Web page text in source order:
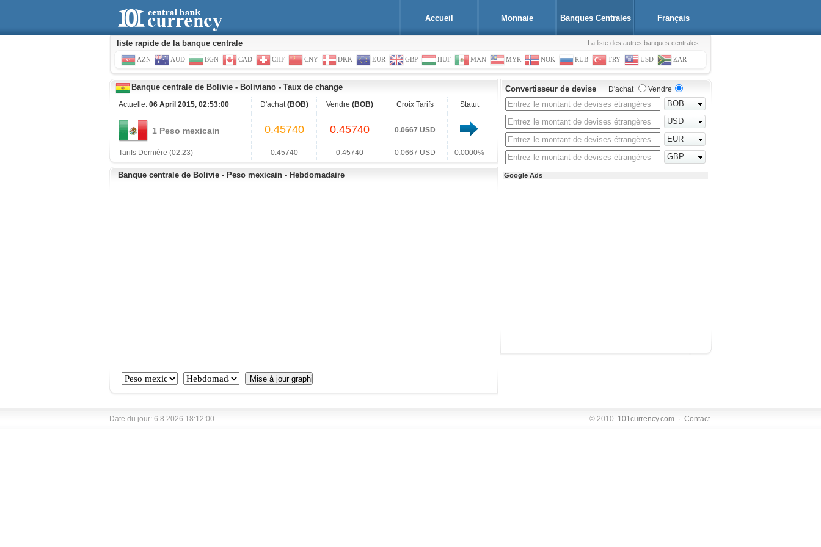
Accueil Monnaie Banques Centrales Français
liste rapide de la banque centrale La liste des autres banques centrales...
AZN AUD BGN CAD CHF CNY DKK EUR GBP HUF MXN MYR NOK RUB TRY USD ZAR
Banque centrale de Bolivie - Boliviano - Taux de change
Actuelle: 06 April 2015, 02:53:00 D'achat(BOB) Vendre (BOB) Croix Tarifs Statut
1 Peso mexicain 0.45740 0.45740 0.0667 USD
Tarifs Dernière (02:23) 0.45740 0.45740 0.0667 USD 0.0000%
Banque centrale de Bolivie - Peso mexicain - Hebdomadaire
Convertisseur de devise D'achat Vendre
BOB
USD
EUR
GBP
Google Ads
© 2010 101currency.com · Contact
Date du jour: 6.8.2026 18:12:00